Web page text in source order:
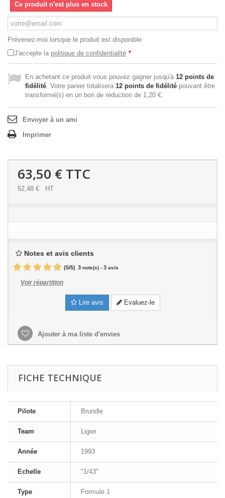
Ce produit n'est plus en stock
Prévenez-moi lorsque le produit est disponible
J'accepte la politique de confidentialité *
En achetant ce produit vous pouvez gagner jusqu'à 12 points de
fidélité. Votre panier totalisera 12 points de fidélité pouvant être
transformé(s) en un bon de réduction de 1,20 €.
Envoyer à un ami
Imprimer
63,50 € TTC
52,48 € HT
Notes et avis clients
(5/5) 3 note(s) - 3 avis
Voir répartition
Lire avis Evaluez-le
Ajouter à ma liste d'envies
FICHE TECHNIQUE
Pilote Brundle
Team Ligier
Année 1993
Echelle "1/43"
Type Formule 1